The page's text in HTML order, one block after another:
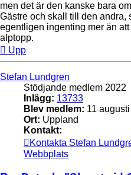
men det är den kanske bara
Gästre och skall till den andra,
egentligen ingenting mer än
alptopp.
Upp
Stefan Lundgren
Stödjande medlem 2022
Inlägg: 13733
Blev medlem: 11
Ort: Uppland
Kontakt:
Kontakta Stefan
Webbplats